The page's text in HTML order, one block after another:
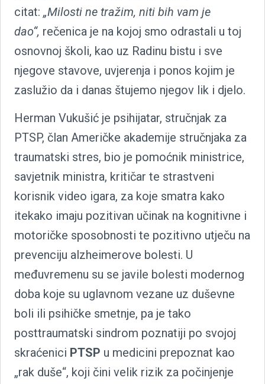
citat:„Milosti ne tražim, niti bih vam je
dao“, rečenica je na kojoj smo odrastali u toj
osnovnoj školi, kao uz Radinu bistu i sve
njegove stavove, uvjerenja i ponos kojim je
zaslužio da i danas štujemo njegov lik i djelo.
Herman Vukušić je psihijatar, stručnjak za
PTSP, član Američke akademije stručnjaka za
traumatski stres, bio je pomoćnik ministrice,
savjetnik ministra, kritičar te strastveni
korisnik video igara, za koje smatra kako
itekako imaju pozitivan učinak na kognitivne i
motoričke sposobnosti te pozitivno utječu na
prevenciju alzheimerove bolesti. U
međuvremenu su se javile bolesti modernog
doba koje su uglavnom vezane uz duševne
boli ili psihičke smetnje, pa je tako
posttraumatski sindrom poznatiji po svojoj
skraćenici PTSP u medicini prepoznat kao
„rak duše“, koji čini velik rizik za počinjenje